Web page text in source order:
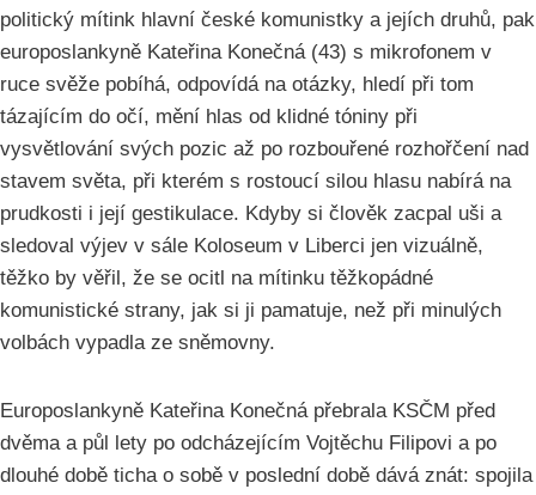
politický mítink hlavní české komunistky a jejích druhů, pak
europoslankyně Kateřina Konečná (43) s mikrofonem v
ruce svěže pobíhá, odpovídá na otázky, hledí při tom
tázajícím do očí, mění hlas od klidné tóniny při
vysvětlování svých pozic až po rozbouřené rozhořčení nad
stavem světa, při kterém s rostoucí silou hlasu nabírá na
prudkosti i její gestikulace. Kdyby si člověk zacpal uši a
sledoval výjev v sále Koloseum v Liberci jen vizuálně,
těžko by věřil, že se ocitl na mítinku těžkopádné
komunistické strany, jak si ji pamatuje, než při minulých
volbách vypadla ze sněmovny.
Europoslankyně Kateřina Konečná přebrala KSČM před
dvěma a půl lety po odcházejícím Vojtěchu Filipovi a po
dlouhé době ticha o sobě v poslední době dává znát: spojila